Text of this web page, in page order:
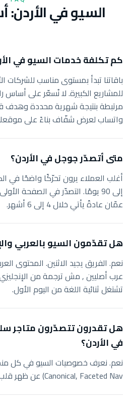
السيو في الأردن:
كم تكلفة خدمات السيو في
باقاتنا تبدأ بمستوى مناسب للشركات
للمشاريع الكبيرة. لا نُسعّر على
مرتبطة بنتيجة شهرية محددة وهدف
واتساب لعرض شفّاف بناءً على
متى أتصدّر جوجل في الأردن؟
إلى 90 يومًا. التصدّر في الصفحة
عمّان عادةً يأتي خلال 4 إلى 6 أشهر.
هل تقدّمون السيو بالعربي
نعم. الفريق يجيد الاثنين. المحتوى
عرب أصليين , مش ترجمة من
تشتغل ثنائية اللغة من اليوم الأول.
هل تقدرون تتصدّرون متاجر
في الأردن؟
Canonical, Faceted Nav) عن ظهر قلب.